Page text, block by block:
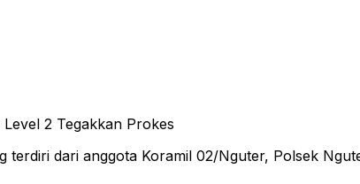
terdiri dari anggota Koramil 02/Nguter, Polsek